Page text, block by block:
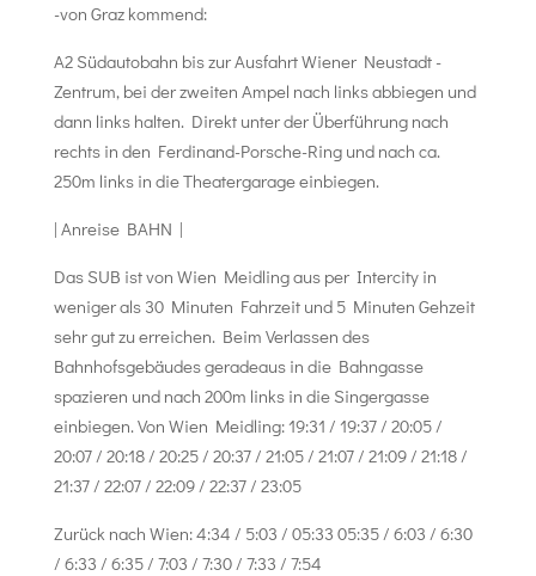
-von Graz kommend:
A2 Südautobahn bis zur Ausfahrt Wiener Neustadt -
Zentrum, bei der zweiten Ampel nach links abbiegen und
dann links halten. Direkt unter der Überführung nach
rechts in den Ferdinand-Porsche-Ring und nach ca.
250m links in die Theatergarage einbiegen.
| Anreise BAHN |
Das SUB ist von Wien Meidling aus per Intercity in
weniger als 30 Minuten Fahrzeit und 5 Minuten Gehzeit
sehr gut zu erreichen. Beim Verlassen des
Bahnhofsgebäudes geradeaus in die Bahngasse
spazieren und nach 200m links in die Singergasse
einbiegen. Von Wien Meidling: 19:31 / 19:37 / 20:05 /
20:07 / 20:18 / 20:25 / 20:37 / 21:05 / 21:07 / 21:09 / 21:18 /
21:37 / 22:07 / 22:09 / 22:37 / 23:05
Zurück nach Wien: 4:34 / 5:03 / 05:33 05:35 / 6:03 / 6:30
/ 6:33 / 6:35 / 7:03 / 7:30 / 7:33 / 7:54